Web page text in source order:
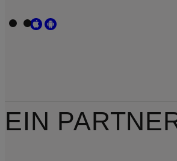
EIN